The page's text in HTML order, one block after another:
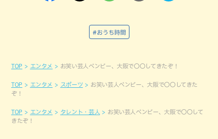
#おうち時間
TOP エンタメ お笑い芸人ベンビー、大阪で〇〇してきたぞ！
TOP エンタメ スポーツ
お笑い芸人ベンビー、大阪で〇〇してきた
ぞ！
TOP エンタメ タレント・芸人
お笑い芸人ベンビー、大阪で〇〇して
きたぞ！